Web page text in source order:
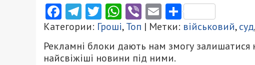
Facebook
Telegram
Twitter
WhatsApp
ViberEmailПоділитися
Категории: Гроші,Топ | Метки: військовий,суд
Рекламні блоки дають нам змогу
найсвіжіші новини під ними.